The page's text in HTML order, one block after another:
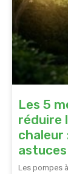
Les 5
réduire
chaleur
Les pompes